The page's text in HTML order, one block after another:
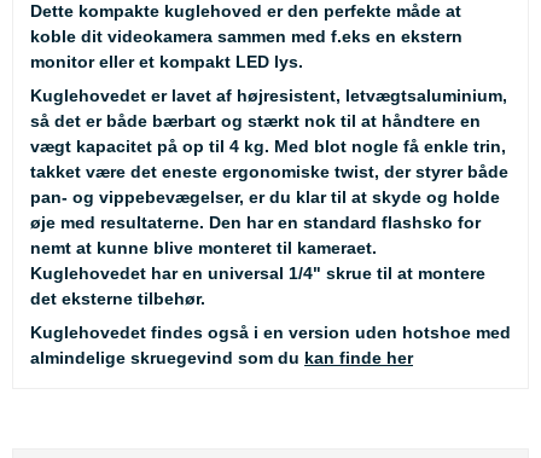
Dette kompakte kuglehoved er den perfekte måde at
koble dit videokamera sammen med f.eks en ekstern
monitor eller et kompakt LED lys.
Kuglehovedet er lavet af højresistent, letvægtsaluminium,
så det er både bærbart og stærkt nok til at håndtere en
vægt kapacitet på op til 4 kg. Med blot nogle få enkle trin,
takket være det eneste ergonomiske twist, der styrer både
pan- og vippebevægelser, er du klar til at skyde og holde
øje med resultaterne. Den har en standard flashsko for
nemt at kunne blive monteret til kameraet.
Kuglehovedet har en universal 1/4" skrue til at montere
det eksterne tilbehør.
Kuglehovedet findes også i en version uden hotshoe med
almindelige skruegevind som du kan finde her